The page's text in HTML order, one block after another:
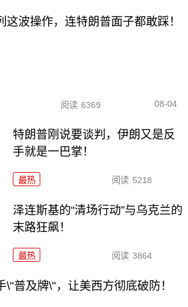
这波操作，连特朗普面子都敢踩！
阅读 6369 08-04
特朗普刚说要谈判，伊朗又是反
手就是一巴掌！
最热 阅读 5218
泽连斯基的“清场行动”与乌克兰的
末路狂飙！
最热 阅读 3864
\"普及牌\"，让美西方彻底破防！